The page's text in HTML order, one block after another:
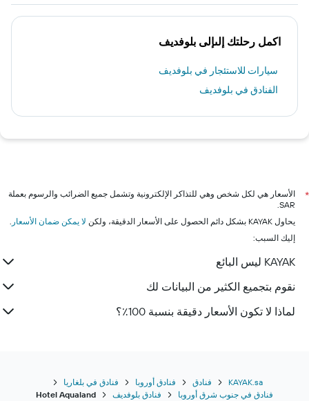
اكمل رحلتك إلىإلى بلوفديف
سيارات للاستئجار في بلوفديف
الفنادق في بلوفديف
*
الأسعار هي لكل شخص وهي للتذاكر الإلكترونية وتشمل جميع الضرائب والرسوم بعملة
SAR.
يحاول KAYAK بشكل دائم الحصول على الأسعار الدقيقة، ولكن
لا يمكن ضمان الأسعار .
إليك السبب:
KAYAK ليس البائع
نقوم بتجميع الكثير من البيانات لك
لماذا لا تكون الأسعار دقيقة بنسبة 100٪؟
KAYAK.sa فنادق فنادق أوروبا
فنادق في بلغاريا
فنادق في جنوب شرق أوروبا
فنادق بلوفديف Hotel Aqualand